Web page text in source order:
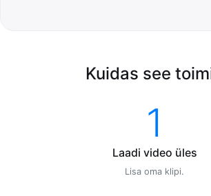
Kuidas see
1
Laadi video üles
Lisa oma klipi.